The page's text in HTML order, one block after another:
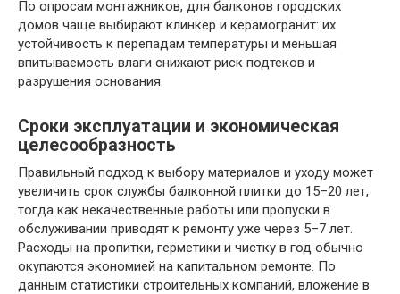
По опросам монтажников, для балконов городских
домов чаще выбирают клинкер и керамогранит: их
устойчивость к перепадам температуры и меньшая
впитываемость влаги снижают риск подтеков и
разрушения основания.
Сроки эксплуатации и экономическая
целесообразность
Правильный подход к выбору материалов и уходу может
увеличить срок службы балконной плитки до 15–20 лет,
тогда как некачественные работы или пропуски в
обслуживании приводят к ремонту уже через 5–7 лет.
Расходы на пропитки, герметики и чистку в год обычно
окупаются экономией на капитальном ремонте. По
данным статистики строительных компаний, вложение в